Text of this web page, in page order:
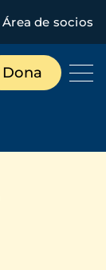
Área de socios
Dona